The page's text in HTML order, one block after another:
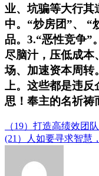
业、坑骗等大行其
中。“炒房团”、 “
品。3.“恶性竞争”
尽脑汁，压低成本
场、加速资本周转
上。这些都是违反
思！ 奉主的名祈祷
（19）打造高绩效团队
(21）人如要寻求智慧